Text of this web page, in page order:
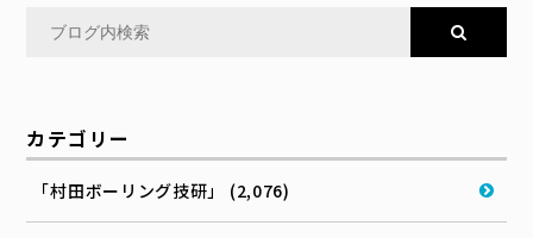
カテゴリー
「村田ボーリング技研」 (2,076)